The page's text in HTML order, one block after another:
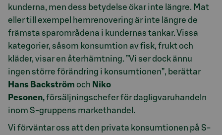
kunderna, men dess betydelse ökar inte längre. Mat
eller till exempel hemrenovering är inte längre de
främsta sparområdena i kundernas tankar. Vissa
kategorier, såsom konsumtion av fisk, frukt och
kläder, visar en återhämtning. ”Vi ser dock ännu
ingen större förändring i konsumtionen”, berättar
Hans Backström och Niko
Pesonen,försäljningschefer för dagligvaruhandeln
inom S-gruppens markethandel.
Vi förväntar oss att den privata konsumtionen på S-